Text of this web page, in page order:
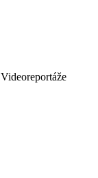
Videoreportáže